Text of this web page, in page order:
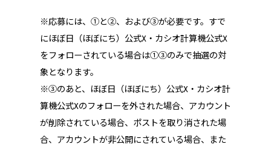
※応募には、①と②、および③が必要です。すで
にほぼ日（ほぼにち）公式X・カシオ計算機公式X
をフォローされている場合は①③のみで抽選の対
象となります。
※③のあと、ほぼ日（ほぼにち）公式X・カシオ計
算機公式Xのフォローを外された場合、アカウント
が削除されている場合、ポストを取り消された場
合、アカウントが非公開にされている場合、また